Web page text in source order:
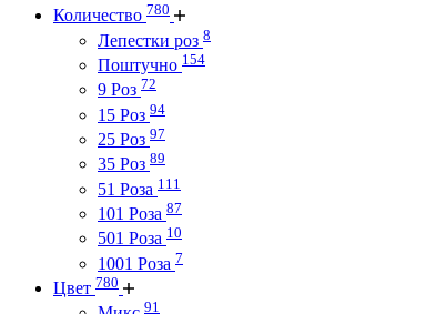
Количество 780
Лепестки роз 8
Поштучно 154
9 Роз 72
15 Роз 94
25 Роз 97
35 Роз 89
51 Роза 111
101 Роза 87
501 Роза 10
1001 Роза 7
Цвет 780
91